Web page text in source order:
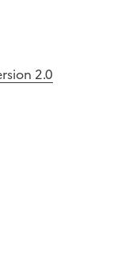
2.0